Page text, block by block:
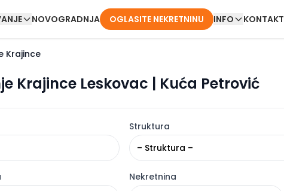
NOVOGRADNJA OGLASITE NEKRETNINU INFO KONTAKT
Krajince
Krajince Leskovac | Kuća Petrović
Struktura
– Struktura –
Nekretnina